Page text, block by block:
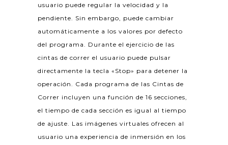
usuario puede regular la velocidad y la
pendiente. Sin embargo, puede cambiar
automáticamente a los valores por defecto
del programa. Durante el ejercicio de las
cintas de correr el usuario puede pulsar
directamente la tecla «Stop» para detener la
operación. Cada programa de las Cintas de
Correr incluyen una función de 16 secciones,
el tiempo de cada sección es igual al tiempo
de ajuste. Las imágenes virtuales ofrecen al
usuario una experiencia de inmersión en los